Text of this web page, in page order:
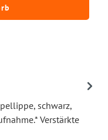
schwarz,
Verstärkte